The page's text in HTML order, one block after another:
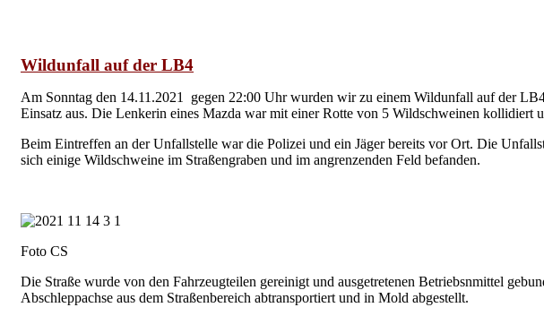
Wildunfall auf der LB4
Am Sonntag den 14.11.2021 gegen 22:00 Uhr wurden wir zu einem Wildunfall auf der
Einsatz aus. Die Lenkerin eines Mazda war mit einer Rotte von 5 Wildschweinen kollidiert
Beim Eintreffen an der Unfallstelle war die Polizei und ein Jäger bereits vor Ort. Die
sich einige Wildschweine im Straßengraben und im angrenzenden Feld befanden.
Foto CS
Die Straße wurde von den Fahrzeugteilen gereinigt und ausgetretenen Betriebsnmittel
Abschleppachse aus dem Straßenbereich abtransportiert und in Mold abgestellt.